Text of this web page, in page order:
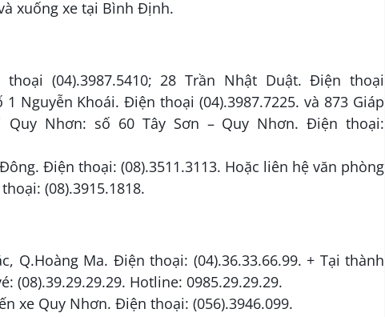
xuống xe tại Bình Định.
(04).3987.5410; 28 Trần Nhật Duật. Điện thoại
1 Nguyễn Khoái. Điện thoại (04).3987.7225. và 873 Giáp
Quy Nhơn: số 60 Tây Sơn – Quy Nhơn. Điện thoại:
Điện thoại: (08).3511.3113. Hoặc liên hệ văn phòng
(08).3915.1818.
Q.Hoàng Ma. Điện thoại: (04).36.33.66.99. + Tại thành
(08).39.29.29.29. Hotline: 0985.29.29.29.
xe Quy Nhơn. Điện thoại: (056).3946.099.